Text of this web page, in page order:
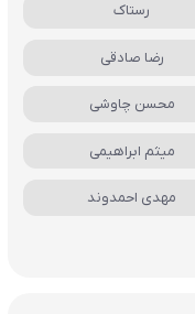
رستاک
رضا صادقی
محسن چاوشی
میثم ابراهیمی
مهدی احمدوند